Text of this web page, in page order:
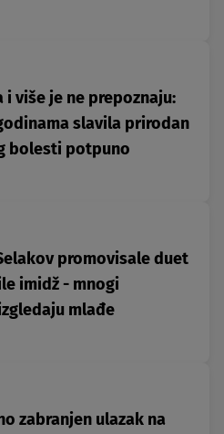
i više je ne prepoznaju:
slavila prirodan
bolesti potpuno
promovisale duet
imidž - mnogi
mlađe
zabranjen ulazak na